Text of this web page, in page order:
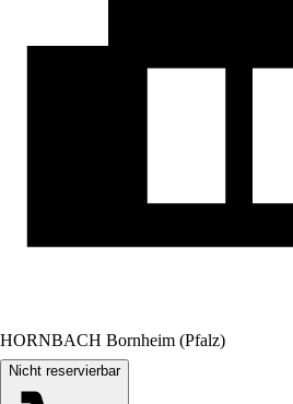
HORNBACH Bornheim (Pfalz)
Nicht reservierbar